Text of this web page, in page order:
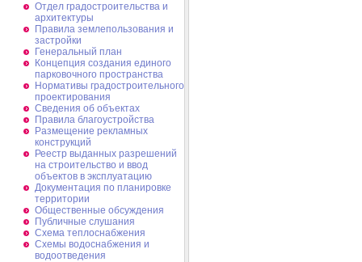
Отдел градостроительства и
архитектуры
Правила землепользования и
застройки
Генеральный план
Концепция создания единого
парковочного пространства
Нормативы градостроительного
проектирования
Сведения об объектах
Правила благоустройства
Размещение рекламных
конструкций
Реестр выданных разрешений
на строительство и ввод
объектов в эксплуатацию
Документация по планировке
территории
Общественные обсуждения
Публичные слушания
Схема теплоснабжения
Схемы водоснабжения и
водоотведения